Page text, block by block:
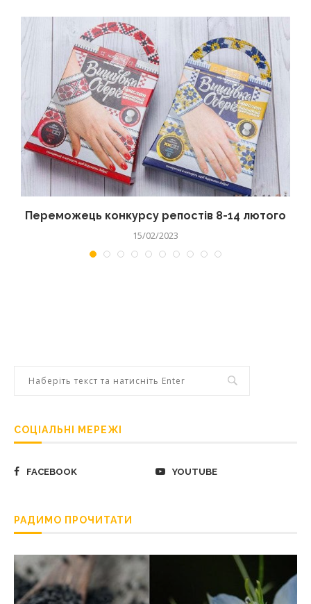
Переможець конкурсу репостів 8-14 лютого
15/02/2023
СОЦІАЛЬНІ МЕРЕЖІ
FACEBOOK YOUTUBE
РАДИМО ПРОЧИТАТИ